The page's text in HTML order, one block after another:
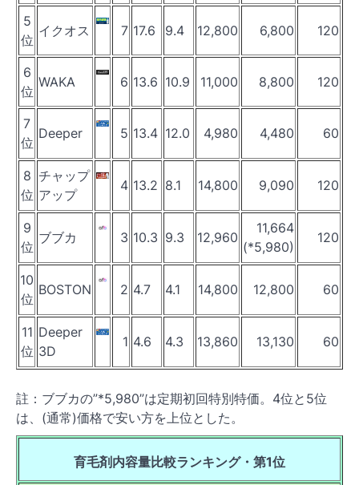
5
位
イクオス 7 17.6 9.4 12,800 6,800 120
6
位
WAKA 6 13.6 10.9 11,000 8,800 120
7
位
Deeper 5 13.4 12.0 4,980 4,480 60
8
位
チャップ
アップ
4 13.2 8.1 14,800 9,090 120
9
位
ブブカ 3 10.3 9.3 12,960
11,664
(*5,980)
120
10
位
BOSTON 2 4.7 4.1 14,800 12,800 60
11
位
Deeper
3D
1 4.6 4.3 13,860 13,130 60
註：ブブカの”*5,980”は定期初回特別特価。4位と5位
は、(通常)価格で安い方を上位とした。
育毛剤内容量比較ランキング・第1位